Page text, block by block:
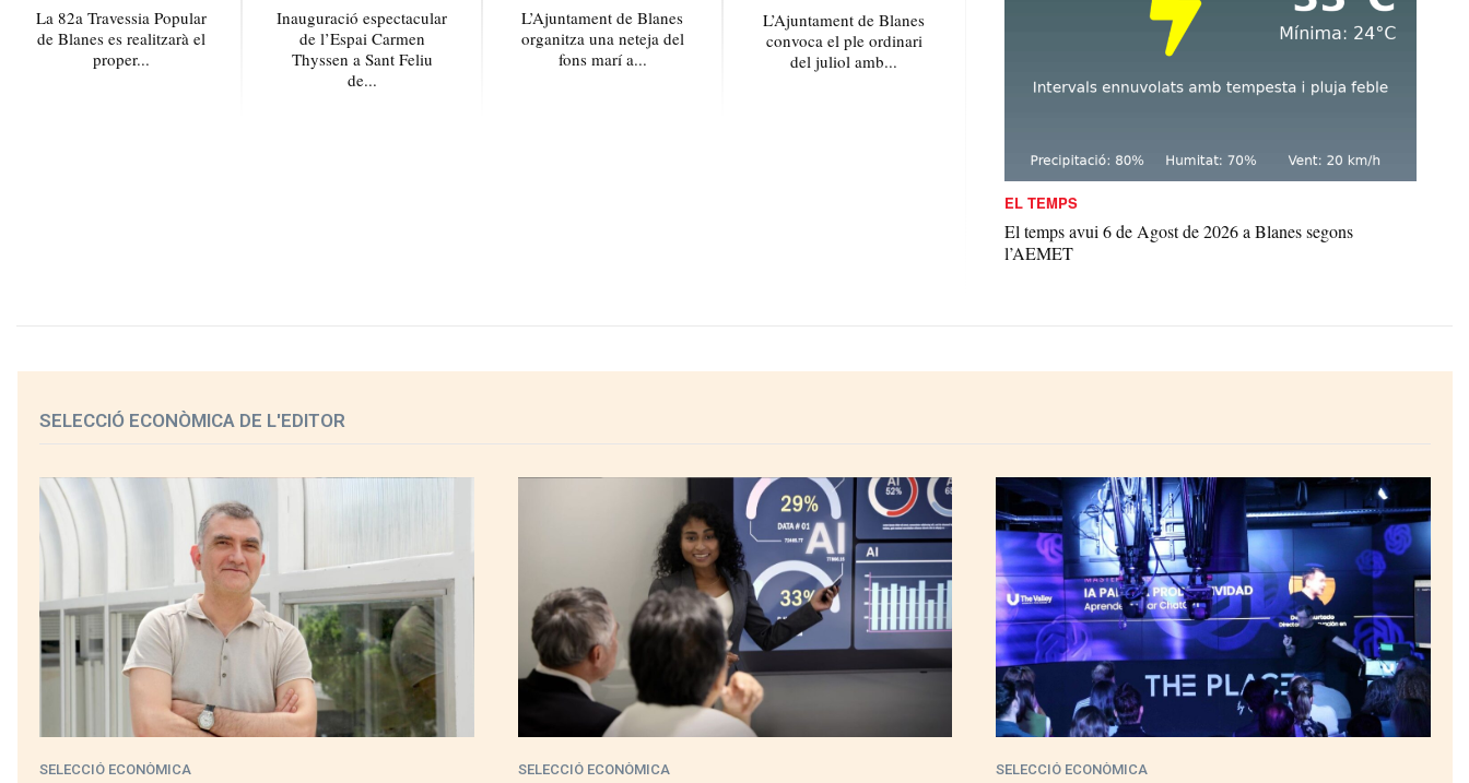
La 82a Travessia Popular
de Blanes es realitzarà el
proper...
Inauguració espectacular
de l’Espai Carmen
Thyssen a Sant Feliu
de...
L’Ajuntament de Blanes
organitza una neteja del
fons marí a...
L’Ajuntament de Blanes
convoca el ple ordinari
del juliol amb...
EL TEMPS
El temps avui 6 de Agost de 2026 a Blanes segons
l’AEMET
SELECCIÓ ECONÒMICA DE L'EDITOR
SELECCIÓ ECONÒMICA SELECCIÓ ECONÒMICA SELECCIÓ ECONÒMICA